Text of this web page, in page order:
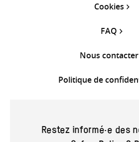
Cookies
FAQ
Nous contacter
Politique de
Restez informé·e des